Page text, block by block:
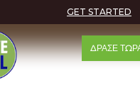
GET STARTED
ΔΡΆΣΕ